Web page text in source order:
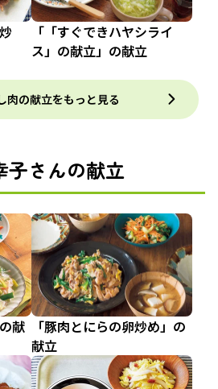
「「すぐできハヤシライ
ス」の献立」の献立
肉の献立をもっと見る
子さんの献立
献
「豚肉とにらの卵炒め」の
献立